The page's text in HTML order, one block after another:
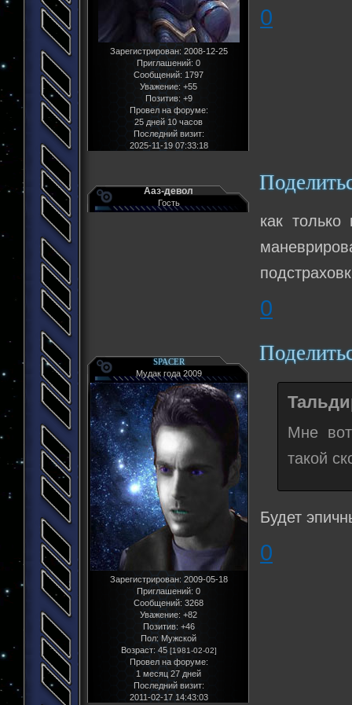
Зарегистрирован: 2008-12-25
Приглашений: 0
Сообщений: 1797
Уважение: +55
Позитив: +9
Провел на форуме:
25 дней 10 часов
Последний визит:
2025-11-19 07:33:18
0
Ааз-девол
Гость
как
0
SPACER
Мудак года 2009
Зарегистрирован: 2009-05-18
Приглашений: 0
Сообщений: 3268
Уважение: +82
Позитив: +46
Пол:Мужской
Возраст: 45 [1981-02-02]
Провел на форуме:
1 месяц 27 дней
Последний визит:
2011-02-17 14:43:03
Мне
такой
Будет
0